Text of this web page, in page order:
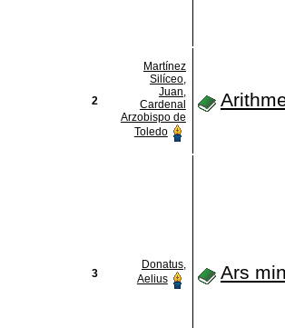
2
Martínez
Silíceo,
Juan,
Cardenal
Arzobispo de
Toledo
3
Donatus,
Aelius
Ars